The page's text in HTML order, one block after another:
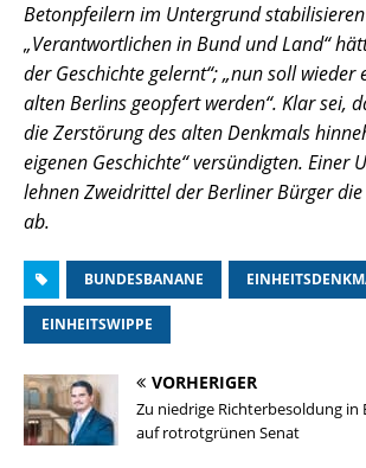
Betonpfeilern im Untergrund
„Verantwortlichen in Bund und Land“
der Geschichte gelernt“; „nun soll wieder
alten Berlins geopfert werden“. Klar sei,
die Zerstörung des alten Denkmals
eigenen Geschichte“ versündigten. Einer
lehnen Zweidrittel der Berliner Bürger die
ab.
BUNDESBANANE
EINHEITSWIPPE
VORHERIGER
Zu niedrige Richterbesoldung in
auf rotrotgrünen Senat